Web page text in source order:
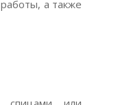
а также